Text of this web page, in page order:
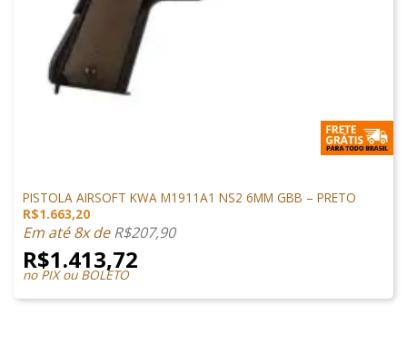
PISTOLA AIRSOFT KWA M1911A1 NS2 6MM GBB – PRETO
R$1.663,20
Em até 8x deR$207,90
R$1.413,72
no PIX ou BOLETO